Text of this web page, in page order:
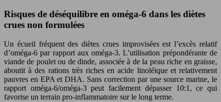
Risques de déséquilibre en oméga-6 dans les diètes
crues non formulées
Un écueil fréquent des diètes crues improvisées est l’excès relatif
d’oméga-6 par rapport aux oméga-3. L’utilisation prépondérante de
viande de poulet ou de dinde, associée à de la peau riche en graisse,
aboutit à des rations très riches en acide linoléique et relativement
pauvres en EPA et DHA. Sans correction par une source marine, le
rapport oméga-6/oméga-3 peut facilement dépasser 10:1, ce qui
favorise un terrain pro-inflammatoire sur le long terme.